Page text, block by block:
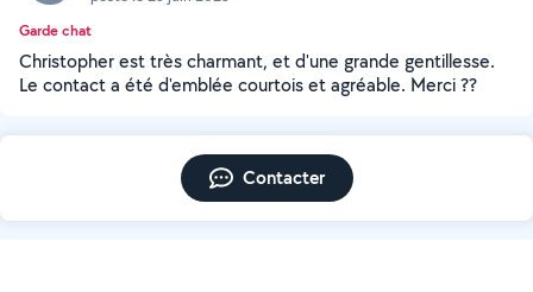
Garde chat
Christopher est très charmant, et d'une grande gentillesse.
Le contact a été d'emblée courtois et agréable. Merci ??
Contacter